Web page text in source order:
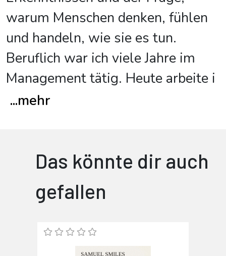
warum Menschen denken, fühlen
und handeln, wie sie es tun.
Beruflich war ich viele Jahre im
Management tätig. Heute arbeite i
...mehr
Das könnte dir auch
gefallen